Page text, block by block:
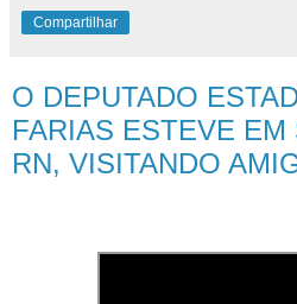
Compartilhar
O DEPUTADO
FARIAS ESTEVE EM
RN, VISITANDO